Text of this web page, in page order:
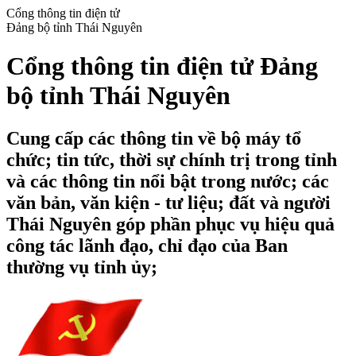
Cổng thông tin điện tử
Đảng bộ tỉnh Thái Nguyên
Cổng thông tin điện tử Đảng
bộ tỉnh Thái Nguyên
Cung cấp các thông tin về bộ máy tổ
chức; tin tức, thời sự chính trị trong tỉnh
và các thông tin nổi bật trong nước; các
văn bản, văn kiện - tư liệu; đất và người
Thái Nguyên góp phần phục vụ hiệu quả
công tác lãnh đạo, chỉ đạo của Ban
thường vụ tỉnh ủy;